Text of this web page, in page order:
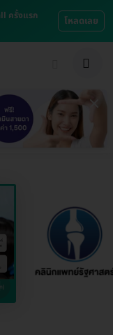
ครั้งแรก
โหลดเลย